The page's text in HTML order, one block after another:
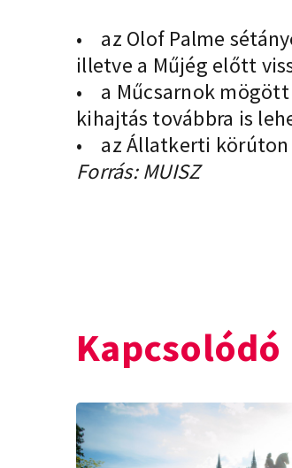
• az Olof Palme
illetve a Műjég előtt
• a Műcsarnok mögött
kihajtás továbbra is
• az Állatkerti körúton
Forrás: MUISZ
Kapcsolódó